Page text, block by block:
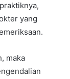
yang
maka